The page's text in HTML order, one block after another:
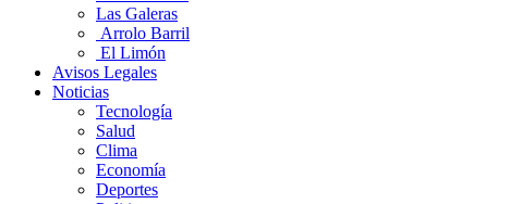
Las Galeras
Arrolo Barril
El Limón
Avisos Legales
Noticias
Tecnología
Salud
Clima
Economía
Deportes